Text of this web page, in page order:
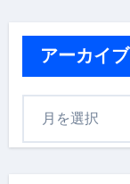
アーカイブ